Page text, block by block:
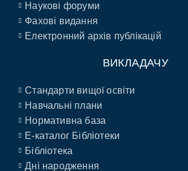
Наукові форуми
Фахові видання
Електронний архів публікацій
ВИКЛАДАЧУ
Стандарти вищої освіти
Навчальні плани
Нормативна база
E-каталог Бібліотеки
Бібліотека
Дні народження